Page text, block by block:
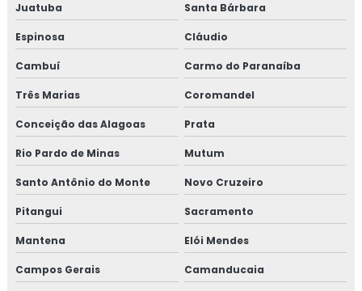
Juatuba Santa Bárbara
Espinosa Cláudio
Cambuí Carmo do Paranaíba
Três Marias Coromandel
Conceição das Alagoas Prata
Rio Pardo de Minas Mutum
Santo Antônio do Monte Novo Cruzeiro
Pitangui Sacramento
Mantena Elói Mendes
Campos Gerais Camanducaia